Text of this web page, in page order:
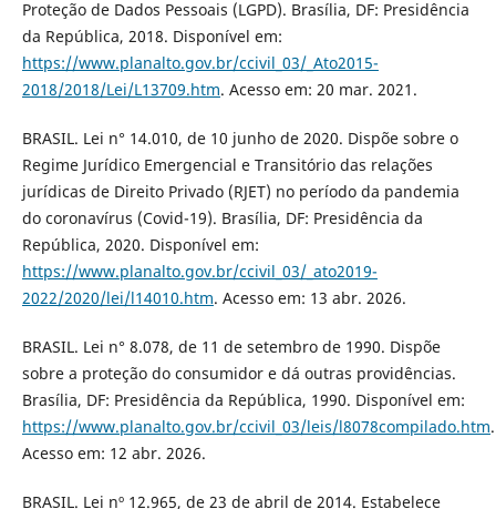
Proteção de Dados Pessoais (LGPD). Brasília, DF: Presidência
da República, 2018. Disponível em:
https://www.planalto.gov.br/ccivil_03/_Ato2015-
2018/2018/Lei/L13709.htm. Acesso em: 20 mar. 2021.
BRASIL. Lei n° 14.010, de 10 junho de 2020. Dispõe sobre o
Regime Jurídico Emergencial e Transitório das relações
jurídicas de Direito Privado (RJET) no período da pandemia
do coronavírus (Covid-19). Brasília, DF: Presidência da
República, 2020. Disponível em:
https://www.planalto.gov.br/ccivil_03/_ato2019-
2022/2020/lei/l14010.htm. Acesso em: 13 abr. 2026.
BRASIL. Lei n° 8.078, de 11 de setembro de 1990. Dispõe
sobre a proteção do consumidor e dá outras providências.
Brasília, DF: Presidência da República, 1990. Disponível em:
https://www.planalto.gov.br/ccivil_03/leis/l8078compilado.htm.
Acesso em: 12 abr. 2026.
BRASIL. Lei nº 12.965, de 23 de abril de 2014. Estabelece